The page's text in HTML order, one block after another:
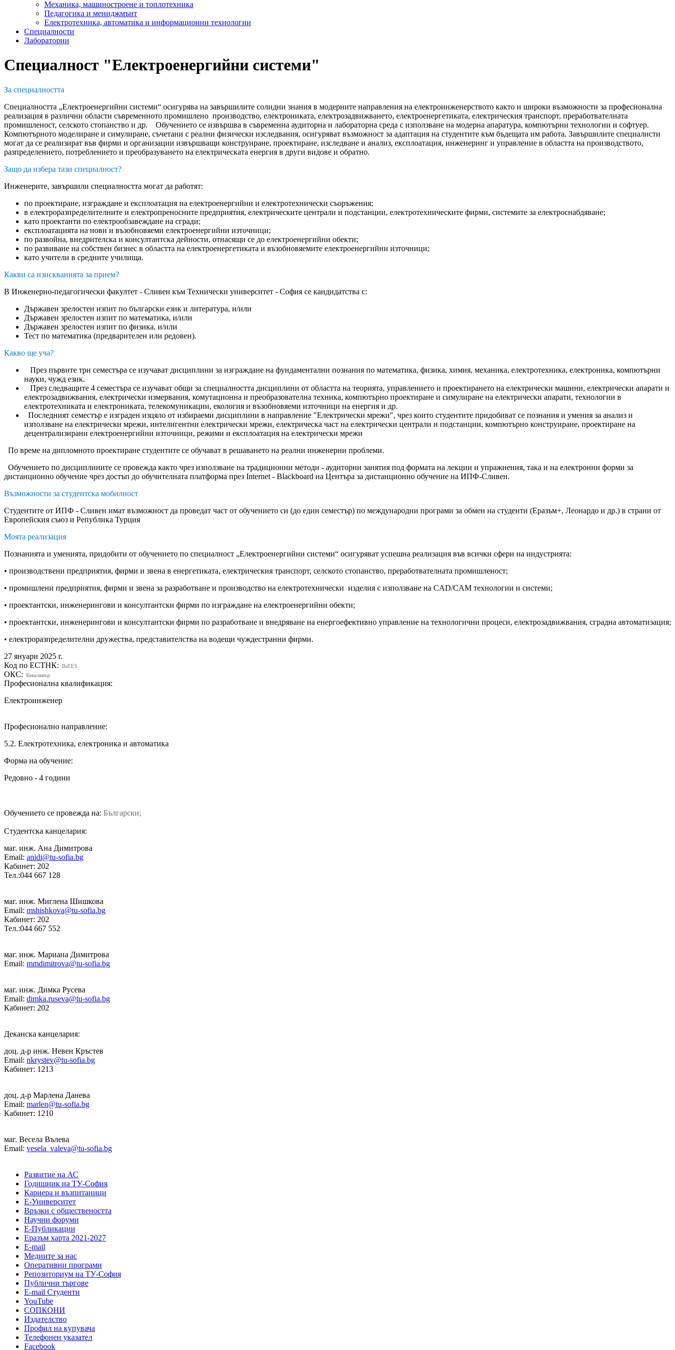
Механика, машиностроене и топлотехника
Педагогика и мениджмънт
Електротехника, автоматика и информационни технологии
Специалности
Лаборатории
Специалност "Електроенергийни системи"
За специалността
Специалността „Електроенергийни системи“ осигурява на завършилите солидни знания в модерните направления на електроинженерството както и широки възможности за професионална
реализация в различни области съвременното промишлено производство, електрониката, електрозадвижването, електроенергетиката, електрическия транспорт, преработвателната
промишленост, селското стопанство и др. Обучението се извършва в съвременна аудиторна и лабораторна среда с използване на модерна апаратура, компютърни технологии и софтуер.
Компютърното моделиране и симулиране, съчетани с реални физически изследвания, осигуряват възможност за адаптация на студентите към бъдещата им работа. Завършилите специалисти
могат да се реализират във фирми и организации извършващи конструиране, проектиране, изследване и анализ, експлоатация, инженеринг и управление в областта на производството,
разпределението, потреблението и преобразуването на електрическата енергия в други видове и обратно.
Защо да избера тази специалност?
Инженерите, завършили специалността могат да работят:
по проектиране, изграждане и експлоатация на електроенергийни и електротехнически съоръжения;
в електроразпределителните и електропреносните предприятия, електрическите централи и подстанции, електротехническите фирми, системите за електроснабдяване;
като проектанти по електрообзавеждане на сгради;
експлоатацията на нови и възобновяеми електроенергийни източници;
по развойна, внедрителска и консултантска дейности, отнасящи се до електроенергийни обекти;
по развиване на собствен бизнес в областта на електроенергетиката и възобновяемите електро­енергийни източници;
като учители в средните училища.
Какви са изискванията за прием?
В Инженерно-педагогически факултет - Сливен към Технически университет - София се кандидатства с:
Държавен зрелостен изпит по български език и литература, и/или
Държавен зрелостен изпит по математика, и/или
Държавен зрелостен изпит по физика, и/или
Тест по математика (предварителен или редовен).
Какво ще уча?
През първите три семестъра се изучават дисциплини за изграждане на фундаментални познания по математика, физика, химия, механика, електротехника, електроника, компютърни
науки, чужд език.
През следващите 4 семестъра се изучават общи за специалността дисциплини от областта на теорията, управлението и проектирането на електрически машини, електрически апарати и
електрозадвижвания, електрически измервания, комутационна и преобразователна техника, компютърно проектиране и симулиране на електрически апарати, технологии в
електротехниката и електрониката, телекомуникации, екология и възобновяеми източници на енергия и др.
Последният семестър е изграден изцяло от избираеми дисциплини в направление "Електрически мрежи", чрез които студентите придобиват се познания и умения за анализ и
използване на електрически мрежи, интелигентни електрически мрежи, електрическа част на електрически централи и подстанции, компютърно конструиране, проектиране на
децентрализирани електроенергийни източници, режими и експлоатация на електрически мрежи
По време на дипломното проектиране студентите се обучават в решаването на реални инженерни проблеми.
Обучението по дисциплините се провежда както чрез използване на традиционни методи - аудиторни занятия под формата на лекции и упражнения, така и на електронни форми за
дистанционно обучение чрез достъп до обучителната платформа през Internet - Blackboard на Центъра за дистанционно обучение на ИПФ-Сливен.
Възможности за студентска мобилност
Студентите от ИПФ - Сливен имат възможност да проведат част от обучението си (до един семестър) по международни програми за обмен на студенти (Еразъм+, Леонардо и др.) в страни от
Европейския съюз и Република Турция
Моята реализация
Познанията и уменията, придобити от обучението по специалност „Електроенергийни системи“ осигуряват успешна реализация във всички сфери на индустрията:
• производствени предприятия, фирми и звена в енергетиката, електрическия транспорт, селското стопанство, преработвателната промишленост;
• промишлени предприятия, фирми и звена за разработване и производство на електротехнически изделия с използване на CAD/CAM технологии и системи;
• проектантски, инженерингови и консултантски фирми по изграждане на електроенергийни обекти;
• проектантски, инженерингови и консултантски фирми по разработване и внедряване на енергоефективно управление на технологични процеси, електрозадвижвания, сградна автоматизация;
• електроразпределителни дружества, представителства на водещи чуждестранни фирми.
27 януари 2025 г.
Код по ЕСТНК: BsEES
ОКС: Бакалавър
Професионална квалификация:
Eлектроинженер
Професионално направление:
5.2. Електротехника, електроника и автоматика
Форма на обучение:
Редовно - 4 години
Обучението се провежда на: Български;
Студентска канцелария:
маг. инж. Ана Димитрова
Email: anidi@tu-sofia.bg
Кабинет: 202
Тел.:044 667 128
маг. инж. Миглена Шишкова
Email: mshishkova@tu-sofia.bg
Кабинет: 202
Тел.:044 667 552
маг. инж. Мариана Димитрова
Email: mmdimitrova@tu-sofia.bg
маг. инж. Димка Русева
Email: dimka.ruseva@tu-sofia.bg
Кабинет: 202
Деканска канцелария:
доц. д-р инж. Невен Кръстев
Email: nkrystev@tu-sofia.bg
Кабинет: 1213
доц. д-р Марлена Данева
Email: marlen@tu-sofia.bg
Кабинет: 1210
маг. Весела Вълева
Email: vesela_valeva@tu-sofia.bg
Развитие на АС
Годишник на ТУ-София
Кариера и възпитаници
Е-Университет
Връзки с обществеността
Научни форуми
Е-Публикации
Еразъм харта 2021-2027
E-mail
Медиите за нас
Оперативни програми
Репозиториум на ТУ-София
Публични търгове
Е-mail Студенти
YouTube
СОПКОНИ
Издателство
Профил на купувача
Телефонен указател
Facebook